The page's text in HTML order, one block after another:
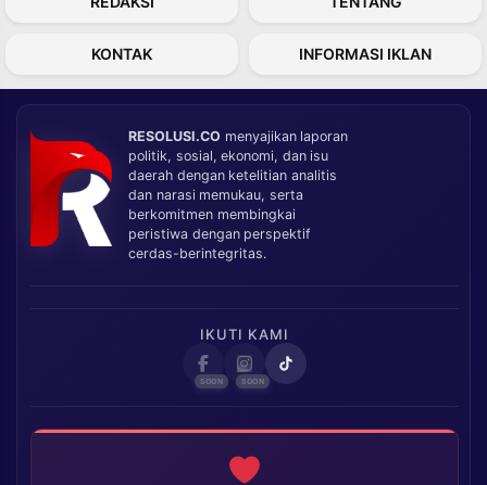
KONTAK INFORMASI IKLAN
RESOLUSI.CO menyajikan laporan
politik, sosial, ekonomi, dan isu
daerah dengan ketelitian analitis
dan narasi memukau, serta
berkomitmen membingkai
peristiwa dengan perspektif
cerdas-berintegritas.
IKUTI KAMI